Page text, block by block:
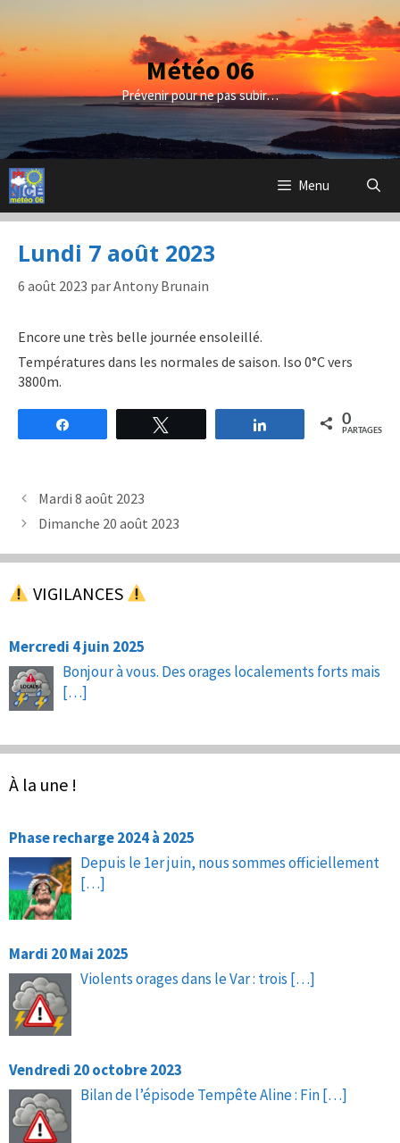
contenu
Météo 06
Prévenir pour ne pas subir…
Menu
Lundi 7 août 2023
6 août 2023 parAntony Brunain
Encore une très belle journée ensoleillé.
Températures dans les normales de saison. Iso 0°C vers
3800m.
Partagez 0
PARTAGES
Mardi 8 août 2023
Dimanche 20 août 2023
VIGILANCES
Mercredi 4 juin 2025
Bonjour à vous. Des orages localements forts mais
[…]
À la une !
Phase recharge 2024 à 2025
Depuis le 1er juin, nous sommes officiellement
[…]
Mardi 20 Mai 2025
Violents orages dans le Var : trois […]
Vendredi 20 octobre 2023
Bilan de l’épisode Tempête Aline : Fin[…]